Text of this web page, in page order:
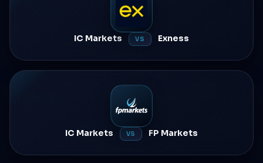
IC Markets VS Exness
IC Markets VS FP Markets